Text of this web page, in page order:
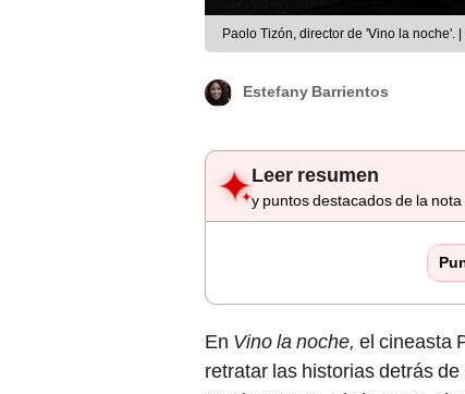
Paolo Tizón, director de 'Vino la noche'.
Estefany Barrientos
Leer resumen
y puntos destacados de la nota
En Vino la noche, el cineasta
retratar las historias detrás